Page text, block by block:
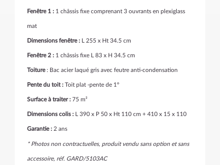
Fenêtre 1 : 1 châssis fixe comprenant 3 ouvrants en plexiglass
mat
Dimensions fenêtre : L 255 x Ht 34.5 cm
Fenêtre 2 : 1 châssis fixe L 83 x H 34.5 cm
Toiture: Bac acier laqué gris avec feutre anti-condensation
Pente du toit : Toit plat -pente de 1°
Surface à traiter : 75 m²
Dimensions colis : L 390 x P 50 x Ht 110 cm + 410 x 15 x 110
Garantie : 2 ans
* Photos non contractuelles, produit vendu sans option et sans
accessoire, réf. GARD/5103AC